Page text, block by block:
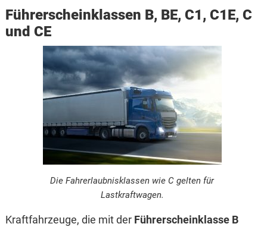
Führerscheinklassen B, BE, C1, C1E, C
und CE
Die Fahrerlaubnisklassen wie C gelten für
Lastkraftwagen.
Kraftfahrzeuge, die mit der Führerscheinklasse B